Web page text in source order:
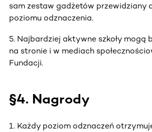
sam zestaw gadżetów przewidziany
poziomu odznaczenia.
5. Najbardziej aktywne szkoły mogą
na stronie i w mediach
Fundacji.
§4. Nagrody
1. Każdy poziom odznaczeń